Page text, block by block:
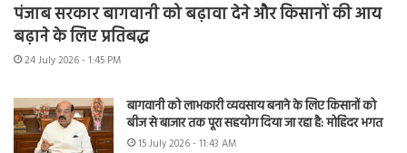
पंजाब सरकार बागवानी को बढ़ावा देने और किसानों की आय
बढ़ाने के लिए प्रतिबद्ध
24 July 2026 - 1:45 PM
बागवानी को लाभकारी व्यवसाय बनाने के लिए किसानों को
बीज से बाजार तक पूरा सहयोग दिया जा रहा है: मोहिंदर भगत
15 July 2026 - 11:43 AM